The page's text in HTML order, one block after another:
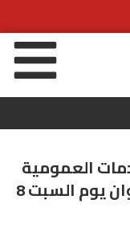
العمومية
والمقاومات ضدها بمدينة تطوان يوم السبت 8